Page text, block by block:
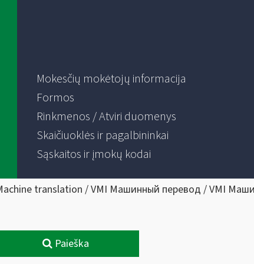
Mokesčių mokėtojų informacija
Formos
Rinkmenos / Atviri duomenys
Skaičiuoklės ir pagalbininkai
Sąskaitos ir įmokų kodai
translation / VMI Машинный перевод / VMI
Paieška